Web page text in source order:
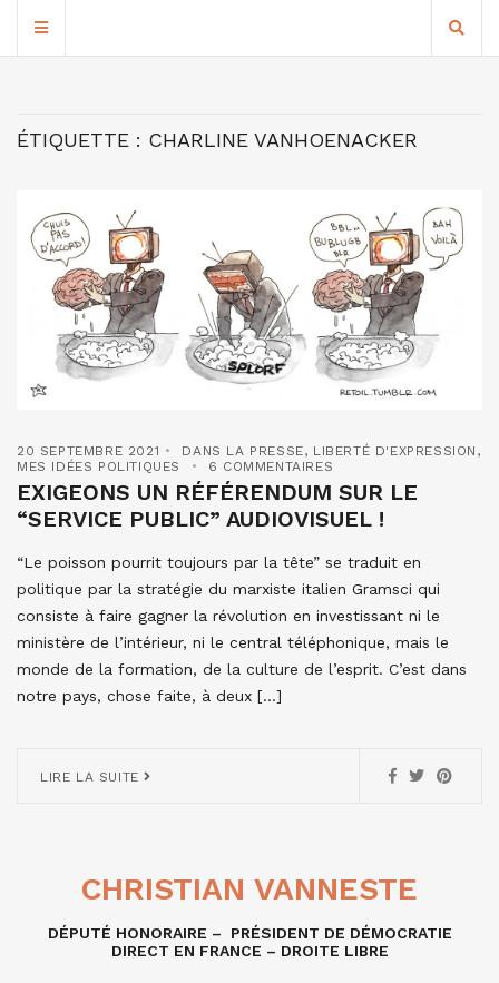
ÉTIQUETTE : CHARLINE VANHOENACKER
20 SEPTEMBRE 2021 DANS LA PRESSE, LIBERTÉ D'EXPRESSION ,
MES IDÉES POLITIQUES
6 COMMENTAIRES
EXIGEONS UN RÉFÉRENDUM SUR LE
“SERVICE PUBLIC” AUDIOVISUEL !
“Le poisson pourrit toujours par la tête” se traduit en
politique par la stratégie du marxiste italien Gramsci qui
consiste à faire gagner la révolution en investissant ni le
ministère de l’intérieur, ni le central téléphonique, mais le
monde de la formation, de la culture de l’esprit. C’est dans
notre pays, chose faite, à deux […]
LIRE LA SUITE
CHRISTIAN VANNESTE
DÉPUTÉ HONORAIRE – PRÉSIDENT DE DÉMOCRATIE
DIRECT EN FRANCE – DROITE LIBRE